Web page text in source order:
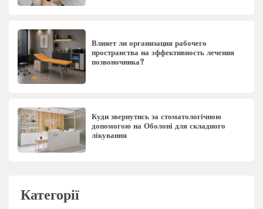
Влияет ли организация рабочего
пространства на эффективность лечения
позвоночника?
Куди звернутись за стоматологічною
допомогою на Оболоні для складного
лікування
Категорії